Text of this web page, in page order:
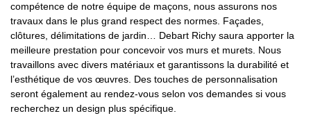
compétence de notre équipe de maçons, nous assurons nos
travaux dans le plus grand respect des normes. Façades,
clôtures, délimitations de jardin… Debart Richy saura apporter la
meilleure prestation pour concevoir vos murs et murets. Nous
travaillons avec divers matériaux et garantissons la durabilité et
l’esthétique de vos œuvres. Des touches de personnalisation
seront également au rendez-vous selon vos demandes si vous
recherchez un design plus spécifique.